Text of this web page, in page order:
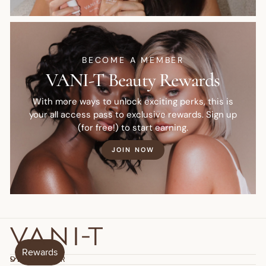
BECOME A MEMBER
VANI-T Beauty Rewards
With more ways to unlock exciting perks, this is
your all access pass to exclusive rewards. Sign up
(for free!) to start earning.
JOIN NOW
DÉCOUVRIR